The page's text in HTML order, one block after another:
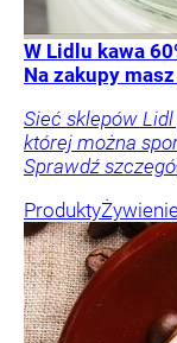
W Lidlu kawa
Na zakupy
Sieć sklepów
której można
Sprawdź
Produkty